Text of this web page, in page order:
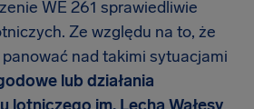
WE 261 sprawiedliwie
Ze względu na to, że
nad takimi sytuacjami
lub działania